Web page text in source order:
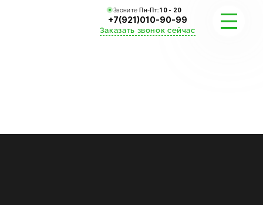
Звоните Пн-Пт:10 - 20
+7(921)010-90-99
Заказать звонок сейчас